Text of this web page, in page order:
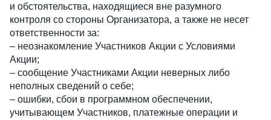
и обстоятельства, находящиеся вне разумного
контроля со стороны Организатора, а также не несет
ответственности за:
– неознакомление Участников Акции с Условиями
Акции;
– сообщение Участниками Акции неверных либо
неполных сведений о себе;
– ошибки, сбои в программном обеспечении,
учитывающем Участников, платежные операции и